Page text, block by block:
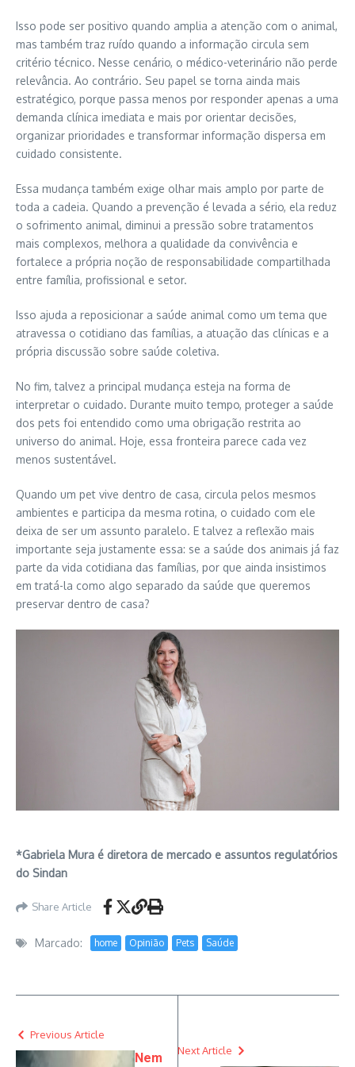
Isso pode ser positivo quando amplia a atenção com o animal,
mas também traz ruído quando a informação circula sem
critério técnico. Nesse cenário, o médico-veterinário não perde
relevância. Ao contrário. Seu papel se torna ainda mais
estratégico, porque passa menos por responder apenas a uma
demanda clínica imediata e mais por orientar decisões,
organizar prioridades e transformar informação dispersa em
cuidado consistente.
Essa mudança também exige olhar mais amplo por parte de
toda a cadeia. Quando a prevenção é levada a sério, ela reduz
o sofrimento animal, diminui a pressão sobre tratamentos
mais complexos, melhora a qualidade da convivência e
fortalece a própria noção de responsabilidade compartilhada
entre família, profissional e setor.
Isso ajuda a reposicionar a saúde animal como um tema que
atravessa o cotidiano das famílias, a atuação das clínicas e a
própria discussão sobre saúde coletiva.
No fim, talvez a principal mudança esteja na forma de
interpretar o cuidado. Durante muito tempo, proteger a saúde
dos pets foi entendido como uma obrigação restrita ao
universo do animal. Hoje, essa fronteira parece cada vez
menos sustentável.
Quando um pet vive dentro de casa, circula pelos mesmos
ambientes e participa da mesma rotina, o cuidado com ele
deixa de ser um assunto paralelo. E talvez a reflexão mais
importante seja justamente essa: se a saúde dos animais já faz
parte da vida cotidiana das famílias, por que ainda insistimos
em tratá-la como algo separado da saúde que queremos
preservar dentro de casa?
*Gabriela Mura é diretora de mercado e assuntos regulatórios
do Sindan
Share Article
Marcado: home Opinião Pets Saúde
Previous Article
Nem
Next Article